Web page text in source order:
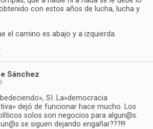
con estos años de lucha, lucha y
el camino es abajo y a izquierda.
Sánchez
SI. La»democracia
dejó de funcionar hace mucho. Los
solos son negocios para algun@s.
se siguen dejando engañar???!!!